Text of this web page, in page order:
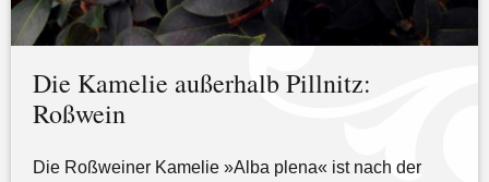
Die Kamelie außerhalb Pillnitz:
Roßwein
Die Roßweiner Kamelie »Alba plena« ist nach der